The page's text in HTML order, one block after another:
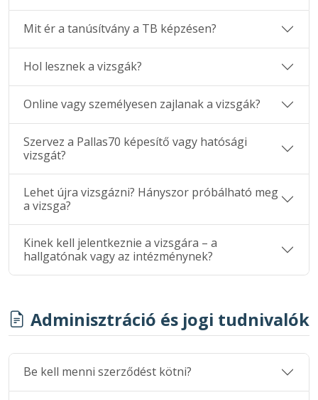
Mit ér a tanúsítvány a TB képzésen?
Hol lesznek a vizsgák?
Online vagy személyesen zajlanak a vizsgák?
Szervez a Pallas70 képesítő vagy hatósági
vizsgát?
Lehet újra vizsgázni? Hányszor próbálható meg
a vizsga?
Kinek kell jelentkeznie a vizsgára – a
hallgatónak vagy az intézménynek?
Adminisztráció és jogi tudnivalók
Be kell menni szerződést kötni?